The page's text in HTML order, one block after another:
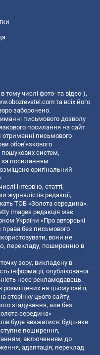
тому числі фото- та відео-),
та всіх його
заборонено.
письмового дозволу
посилання на сайт
отриманні письмового
обов'язкового
пошукових систем,
за посиланням
оригінальний
інтерв’ю, статті,
редакції,
ТОВ «Золота середина».
Images редакція має
України «Про авторські
права без письмового
вони не
перекладу, поширенню в
зору, викладену в
інформації, опублікованої
несе рекламодавець.
розміщених на цьому сайті,
сторінку цього сайту,
згадування, але без
середина»
буде вважатися: будь-яке
поширення,
включенням до
адаптація, переклад